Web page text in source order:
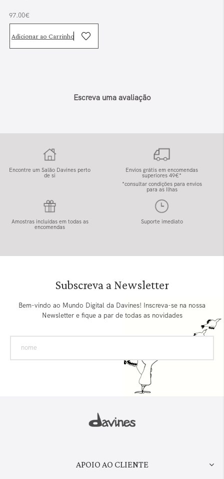
97.00€
Adicionar ao Carrinho
Escreva uma avaliação
Encontre um Salão Davines perto
de si
Envios grátis em encomendas
superiores 49€*
*consultar condições para envios
para as Ilhas
Amostras incluídas em todas as
encomendas
Suporte imediato
Subscreva a Newsletter
Bem-vindo ao Mundo Digital da Davines! Inscreva-se na nossa
Newsletter e fique a par de todas as novidades
APOIO AO CLIENTE